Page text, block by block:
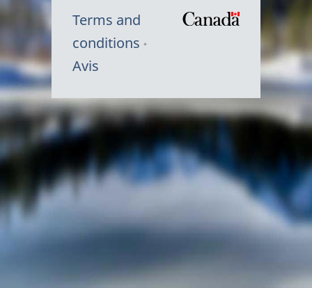
Terms and
conditions
Avis
Symbole
du
Canada